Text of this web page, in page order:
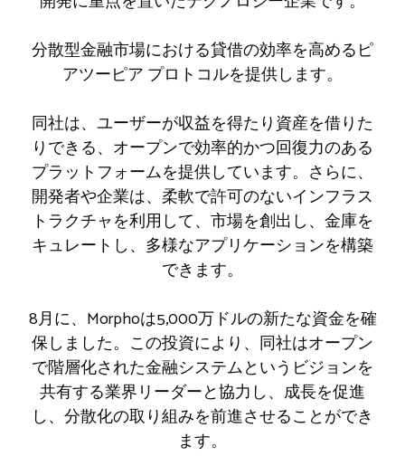
分散型金融市場における貸借の効率を高めるピ
アツーピア プロトコルを提供します。
同社は、ユーザーが収益を得たり資産を借りた
りできる、オープンで効率的かつ回復力のある
プラットフォームを提供しています。さらに、
開発者や企業は、柔軟で許可のないインフラス
トラクチャを利用して、市場を創出し、金庫を
キュレートし、多様なアプリケーションを構築
できます。
8月に、Morphoは5,000万ドルの新たな資金を確
保しました。この投資により、同社はオープン
で階層化された金融システムというビジョンを
共有する業界リーダーと協力し、成長を促進
し、分散化の取り組みを前進させることができ
ます。